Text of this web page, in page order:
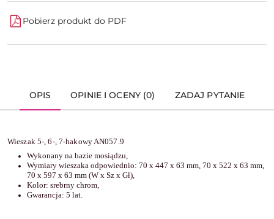
Pobierz produkt do PDF
OPIS OPINIE I OCENY (0) ZADAJ PYTANIE
Wieszak 5-, 6-, 7-hakowy AN057.9
Wykonany na bazie mosiądzu
Wymiary wieszaka odpowiednio: 70 x 447 x 63 mm, 70 x 522 x 63 mm,
70 x 597 x 63 mm (W x Sz x Gł),
Kolor: srebrny chrom,
Gwarancja: 5 lat.